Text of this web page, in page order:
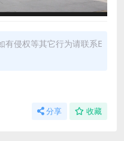
有侵权等其它行为请联系E
分享 收藏